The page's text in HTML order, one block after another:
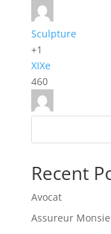
Sculpture
+1
XIXe
460
Recent
Avocat
Assureur